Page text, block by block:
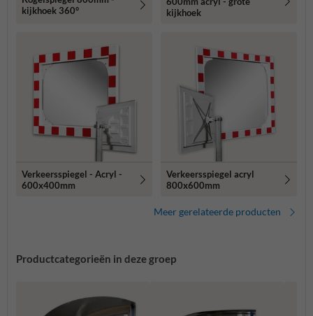
kijkhoek 360°
kijkhoek
Verkeersspiegel - Acryl -
600x400mm
Verkeersspiegel acryl
800x600mm
Meer gerelateerde producten
Productcategorieën in deze groep